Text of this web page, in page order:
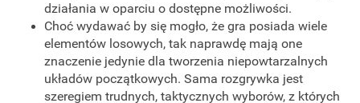
działania w oparciu o dostępne możliwości.
Choć wydawać by się mogło, że gra posiada wiele
elementów losowych, tak naprawdę mają one
znaczenie jedynie dla tworzenia niepowtarzalnych
układów początkowych. Sama rozgrywka jest
szeregiem trudnych, taktycznych wyborów, z których